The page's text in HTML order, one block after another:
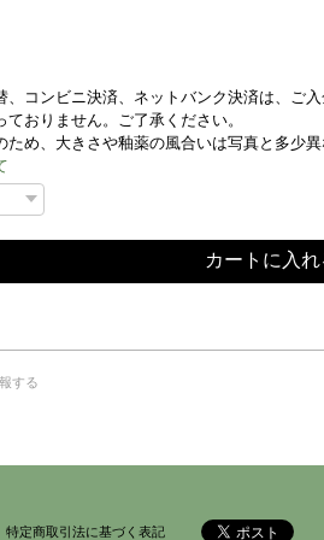
、コンビニ決済、ネットバンク決済は、ご
おりません。ご了承ください。
ため、大きさや釉薬の風合いは写真と多少異
カートに入れ
する
特定商取引法に基づく表記